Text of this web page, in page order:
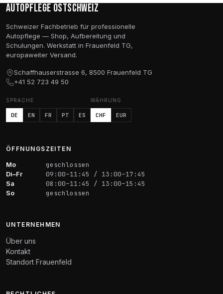
Autopflege Ostschweiz
Schweizer Fachbetrieb für professionelle
Autopflege — Shop, Aufbereitung und
Schulungen. Werkstatt in Frauenfeld TG,
europaweiter Versand.
Schaffhauserstrasse 6, 8500 Frauenfeld TG
+41 52 723 49 50
SPRACHE
DE EN FR PT ES
WÄHRUNG
CHF EUR
ÖFFNUNGSZEITEN
Mo geschlossen
Di–Fr 09:00–11:45 / 13:00–17:45
Sa 08:00–11:45 / 13:00–15:45
So geschlossen
UNTERNEHMEN
Über uns
Kontakt
Standort Frauenfeld